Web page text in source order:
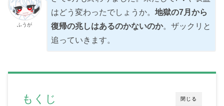
ふうが
はどう変わったでしょうか。 地獄の7月から
復帰の兆しはあるのかないのか。ザックリと
追っていきます。
閉じる
もくじ